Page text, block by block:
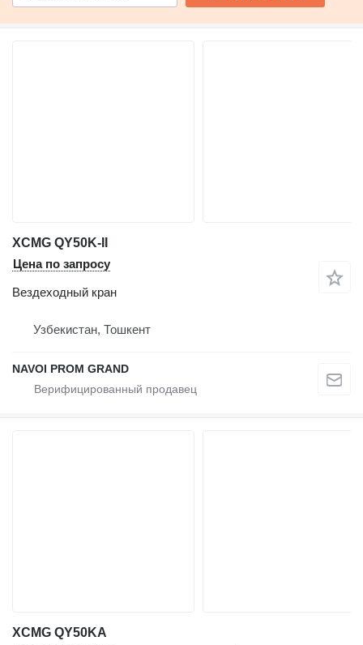
XCMG QY50K-II
Цена по запросу
Вездеходный кран
Узбекистан, Тошкент
NAVOI PROM GRAND
XCMG QY50KA